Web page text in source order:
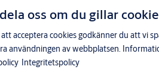
oss om du gillar
acceptera cookies godkänner du att vi
användningen av webbplatsen.
Integritetspolicy